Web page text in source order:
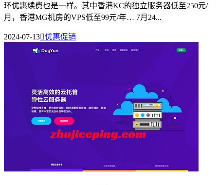
环优惠续费也是一样。其中香港KC的独立服务器低至250元/
月，香港MG机房的VPS低至99元/年… 7月24...
2024-07-13优惠促销